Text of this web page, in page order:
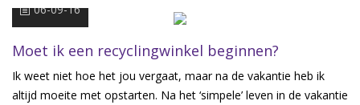
06-09-16
Moet ik een recyclingwinkel beginnen?
Ik weet niet hoe het jou vergaat, maar na de vakantie heb ik
altijd moeite met opstarten. Na het ‘simpele’ leven in de vakantie